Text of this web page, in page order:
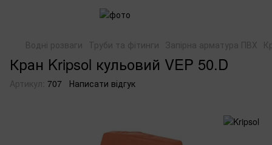
Водні розваги Труби та фітинги Запірна арматура ПВХ
Кран Kripsol кульовий VEP 50.D
Артикул: 707 Написати відгук